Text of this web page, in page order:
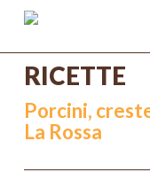
Skip
contentRICETTE
Porcini,
La Rossa